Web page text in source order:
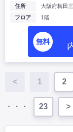
住所
大阪府梅田
フロア
1階
無料
< 1 2
・・・ 23 >